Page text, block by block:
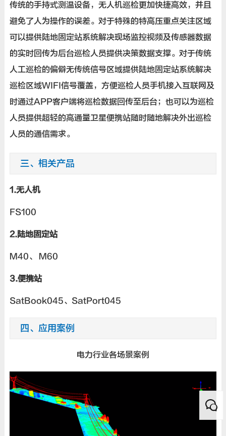
传统的手持式测温设备，无人机巡检更加快捷高效，并且
避免了人为操作的误差。对于特殊的特高压重点关注区域
可以提供陆地固定站系统解决现场监控视频及传感器数据
的实时回传为后台巡检人员提供决策数据支撑。对于传统
人工巡检的偏僻无传统信号区域提供陆地固定站系统解决
巡检区域WIFI信号覆盖，方便巡检人员手机接入互联网及
时通过APP客户端将巡检数据回传至后台；也可以为巡检
人员提供超轻的高通量卫星便携站随时随地解决外出巡检
人员的通信需求。
三、 相关产品
1.无人机
FS100
2.陆地固定站
M40、 M60
3.便携站
SatBook045、 SatPort045
四、应用案例
电力行业各场景案例